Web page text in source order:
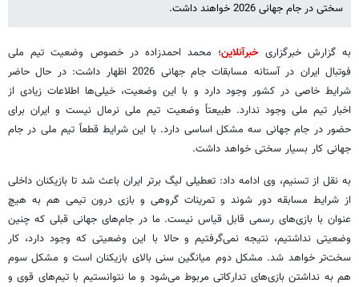
سختی در جام جهانی 2026 خواهند داشت.
به گزارش خبرگزاریخبرآنلاین؛ محمد احمدزاده در خصوص وضعیت تیم ملی
فوتبال ایران در آستانه مسابقات جام جهانی 2026 اظهار داشت: در حال حاضر
شرایط خاصی در کشور وجود دارد و با این وضعیت، خیلی‌ها اطلاعات زیادی از
اخبار تیم ملی وجود ندارد. طبیعتاً وضعیت تیم ملی نرمال نیست و ایران برای
حضور در جام جهانی سه مشکل اساسی دارد. با این شرایط قطعاً تیم ملی در جام
جهانی کار بسیار سختی خواهد داشت.
به نقل از تسنیم، وی ادامه داد: تعطیلی لیگ برتر ایران باعث شد تا بازیکنان داخلی
از شرایط مسابقه دور شوند و تمرینات گروهی و بازی درون تیمی هم به هیچ
عنوان با بازی‌های رسمی قابل قیاس نیست. ما در جام‌های جهانی قبلی که چنین
وضعیتی نداشتیم، نتیجه نمی‌گرفتیم و حالا با این وضعیتی که وجود دارد، کار
سخت‌تر خواهد شد. مشکل دوم میانگین سنی بالای بازیکنان است و مشکل سوم
هم به نداشتن بازی‌های تدارکاتی مربوط می‌شود و ما نتوانستیم با تیم‌های قوی و